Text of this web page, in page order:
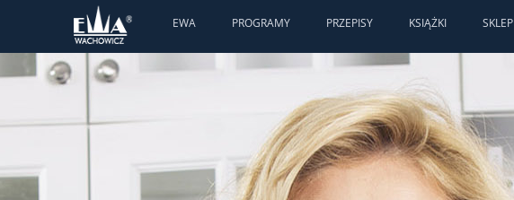
EWA PROGRAMY PRZEPISY KSIĄŻKI SKLEP